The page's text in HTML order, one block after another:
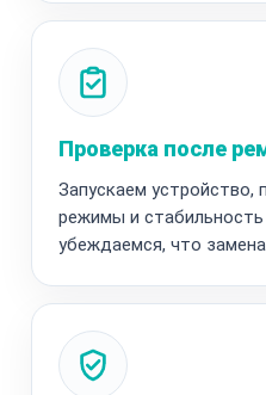
Проверка после
Запускаем устройство,
режимы и
убеждаемся, что